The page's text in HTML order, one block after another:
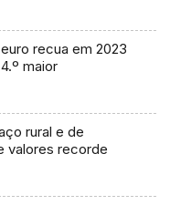
recua em 2023
maior
rural e de
valores recorde